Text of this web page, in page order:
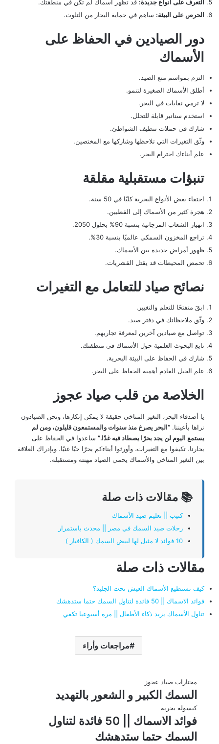
التعرف على أنواع جديدة: قد تظهر أسماك لم تكن في منطقتك.
الحرص على البيئة: ساهم في حماية البحار من التلوث.
دور الصيادين في الحفاظ على
الأسماك
التزم بمواسم منع الصيد.
أطلق الأسماك الصغيرة لتنمو.
لا ترمي نفايات في البحر.
استخدم سنانير قابلة للتحلل.
شارك في حملات تنظيف الشواطئ.
وثّق التغيرات التي تلاحظها وشاركها مع المختصين.
علم أبناءك احترام البحر.
تنبؤات مستقبلية مقلقة
اختفاء بعض الأنواع البحرية كليًا في 50 سنة.
هجرة كثير من الأسماك إلى القطبين.
انهيار الشعاب المرجانية بنسبة 90% بحلول 2050.
تراجع المخزون السمكي عالميًا بنسبة 30%.
ظهور أمراض جديدة بين الأسماك.
تحمض المحيطات قد يقتل القشريات.
نصائح صياد للتعامل مع التغيرات
ابقَ متفتحًا للتعلم والتغيير.
وثّق ملاحظاتك في دفتر صيد.
تواصل مع صيادين آخرين لمعرفة تجاربهم.
تابع البحوث العلمية حول الأسماك في منطقتك.
شارك في الحفاظ على البيئة البحرية.
علم الجيل القادم أهمية الحفاظ على البحر.
الخلاصة من قلب صياد عجوز
يا أصدقاء البحر، التغير المناخي حقيقة لا يمكن إنكارها، ونحن الصيادون
نراها بأعيننا. “البحر يصرخ منذ سنوات والمستمعون قليلون، ومن لم
يستمع اليوم لن يجد بحرًا يصطاد فيه غدًا.” ساعدوا في الحفاظ على
بحارنا، تكيفوا مع التغيرات، وأورثوا أبناءكم بحرًا حيًا غنيًا. وبإدراك العلاقة
بين التغير المناخي والأسماك يحمي الصياد مهنته ومستقبله.
📚 مقالات ذات صلة
كتيب || تعليم صيد الأسماك
رحلات صيد السمك في مصر || محدث باستمرار
10 فوائد لا مثيل لها لبيض السمك ( الكافيار )
مقالات ذات صلة
كيف تستطيع الأسماك العيش تحت الجليد؟
فوائد الاسماك || 50 فائدة لتناول السمك حتما ستدهشك
تناول الأسماك يزيد ذكاء الأطفال || مرة أسبوعيا تكفي
مراجعات وأراء
مختارات صياد عجوز
السمك الكبير و الشعور بالتهديد
كبسولة بحرية
فوائد الاسماك || 50 فائدة لتناول
السمك حتما ستدهشك